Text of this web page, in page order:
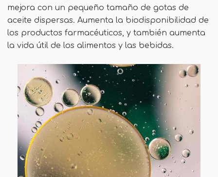
mejora con un pequeño tamaño de gotas de
aceite dispersas. Aumenta la biodisponibilidad de
los productos farmacéuticos, y también aumenta
la vida útil de los alimentos y las bebidas.